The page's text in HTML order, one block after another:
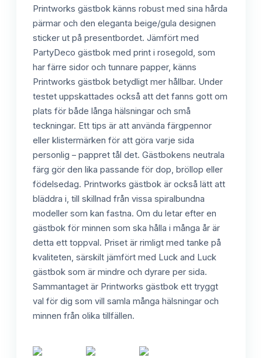
Printworks gästbok känns robust med sina hårda
pärmar och den eleganta beige/gula designen
sticker ut på presentbordet. Jämfört med
PartyDeco gästbok med print i rosegold, som
har färre sidor och tunnare papper, känns
Printworks gästbok betydligt mer hållbar. Under
testet uppskattades också att det fanns gott om
plats för både långa hälsningar och små
teckningar. Ett tips är att använda färgpennor
eller klistermärken för att göra varje sida
personlig – pappret tål det. Gästbokens neutrala
färg gör den lika passande för dop, bröllop eller
födelsedag. Printworks gästbok är också lätt att
bläddra i, till skillnad från vissa spiralbundna
modeller som kan fastna. Om du letar efter en
gästbok för minnen som ska hålla i många år är
detta ett toppval. Priset är rimligt med tanke på
kvaliteten, särskilt jämfört med Luck and Luck
gästbok som är mindre och dyrare per sida.
Sammantaget är Printworks gästbok ett tryggt
val för dig som vill samla många hälsningar och
minnen från olika tillfällen.